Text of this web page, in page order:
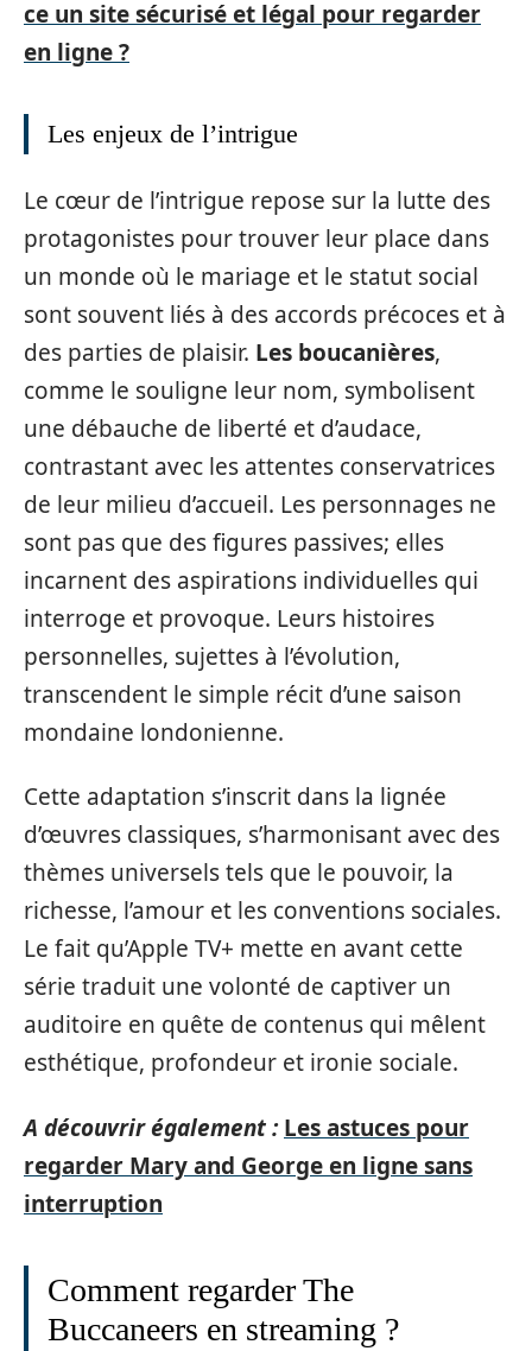
ce un site sécurisé et légal pour regarder
en ligne ?
Les enjeux de l’intrigue
Le cœur de l’intrigue repose sur la lutte des
protagonistes pour trouver leur place dans
un monde où le mariage et le statut social
sont souvent liés à des accords précoces et à
des parties de plaisir. Les boucanières,
comme le souligne leur nom, symbolisent
une débauche de liberté et d’audace,
contrastant avec les attentes conservatrices
de leur milieu d’accueil. Les personnages ne
sont pas que des figures passives; elles
incarnent des aspirations individuelles qui
interroge et provoque. Leurs histoires
personnelles, sujettes à l’évolution,
transcendent le simple récit d’une saison
mondaine londonienne.
Cette adaptation s’inscrit dans la lignée
d’œuvres classiques, s’harmonisant avec des
thèmes universels tels que le pouvoir, la
richesse, l’amour et les conventions sociales.
Le fait qu’Apple TV+ mette en avant cette
série traduit une volonté de captiver un
auditoire en quête de contenus qui mêlent
esthétique, profondeur et ironie sociale.
A découvrir également : Les astuces pour
regarder Mary and George en ligne sans
interruption
Comment regarder The
Buccaneers en streaming ?